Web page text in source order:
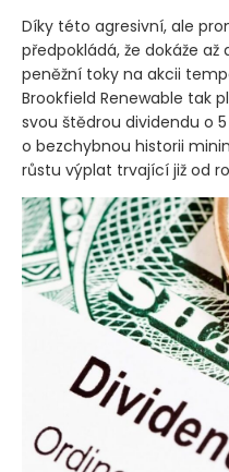
Díky této agresivní, ale
předpokládá, že dokáže až
peněžní toky na akcii
Brookfield Renewable tak
svou štědrou dividendu o
o bezchybnou historii
růstu výplat trvající již od